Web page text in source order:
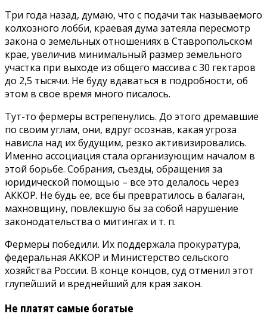
Три года назад, думаю, что с подачи так называемого
колхозного лобби, краевая дума затеяла пересмотр
закона о земельных отношениях в Ставропольском
крае, увеличив минимальный размер земельного
участка при выходе из общего массива с 30 гектаров
до 2,5 тысячи. Не буду вдаваться в подробности, об
этом в свое время много писалось.
Тут-то фермеры встрепенулись. До этого дремавшие
по своим углам, они, вдруг осознав, какая угроза
нависла над их будущим, резко активизировались.
Именно ассоциация стала организующим началом в
этой борьбе. Собрания, съезды, обращения за
юридической помощью – все это делалось через
АККОР. Не будь ее, все бы превратилось в балаган,
махновщину, повлекшую бы за собой нарушение
законодательства о митингах и т. п.
Фермеры победили. Их поддержала прокуратура,
федеральная АККОР и Министерство сельского
хозяйства России. В конце концов, суд отменил этот
глупейший и вреднейший для края закон.
Не платят самые богатые